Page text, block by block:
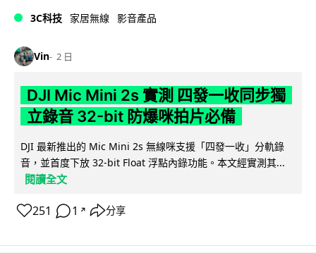
3C科技 家居無線 影音產品
Vin 2 日
DJI Mic Mini 2s 實測 四發一收同步獨
立錄音 32-bit 防爆咪拍片必備
DJI 最新推出的 Mic Mini 2s 無線咪支援「四發一收」分軌錄
音，並首度下放 32-bit Float 浮點內錄功能。本文經實測其...
閱讀全文
251 1 ↗ 分享